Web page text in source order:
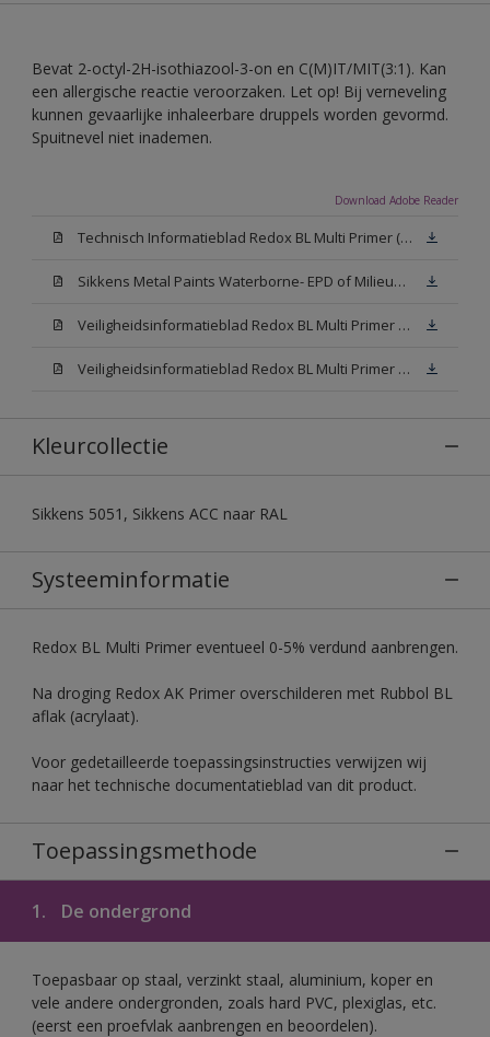
Bevat 2-octyl-2H-isothiazool-3-on en C(M)IT/MIT(3:1). Kan
een allergische reactie veroorzaken. Let op! Bij verneveling
kunnen gevaarlijke inhaleerbare druppels worden gevormd.
Spuitnevel niet inademen.
Download Adobe Reader
Technisch Informatieblad Redox BL Multi Primer (PDF)
Sikkens Metal Paints Waterborne- EPD of Milieuproductverklaring
Veiligheidsinformatieblad Redox BL Multi Primer W05 (MSDS)
Veiligheidsinformatieblad Redox BL Multi Primer N00 (MSDS)
Kleurcollectie
Sikkens 5051, Sikkens ACC naar RAL
Systeeminformatie
Redox BL Multi Primer eventueel 0-5% verdund aanbrengen.
Na droging Redox AK Primer overschilderen met Rubbol BL
aflak (acrylaat).
Voor gedetailleerde toepassingsinstructies verwijzen wij
naar het technische documentatieblad van dit product.
Toepassingsmethode
1. De ondergrond
Toepasbaar op staal, verzinkt staal, aluminium, koper en
vele andere ondergronden, zoals hard PVC, plexiglas, etc.
(eerst een proefvlak aanbrengen en beoordelen).